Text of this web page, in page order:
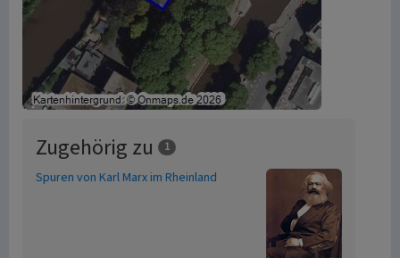
Zugehörig zu 1
Spuren von Karl Marx im Rheinland